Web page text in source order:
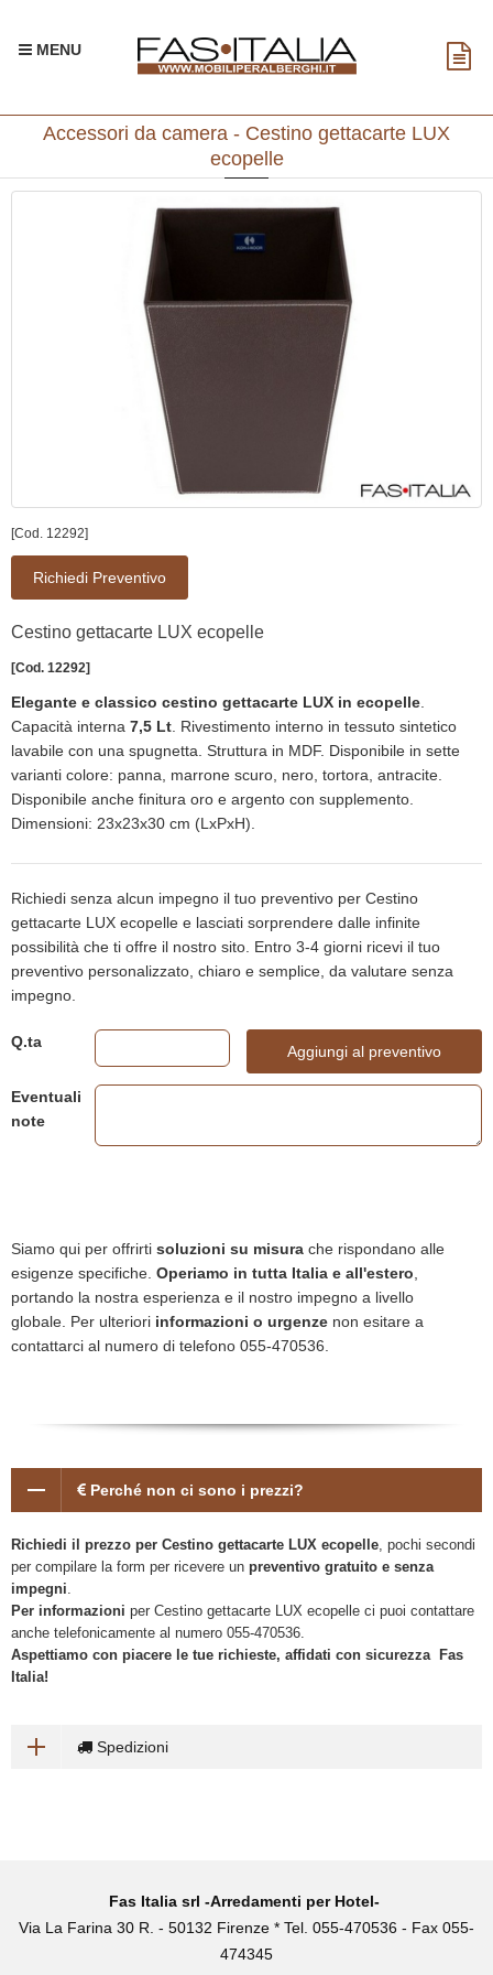
MENU
Accessori da camera - Cestino gettacarte LUX
ecopelle
[Cod. 12292]
Richiedi Preventivo
Cestino gettacarte LUX ecopelle
[Cod. 12292]
Elegante e classico cestino gettacarte LUX in ecopelle.
Capacità interna 7,5 Lt. Rivestimento interno in tessuto sintetico
lavabile con una spugnetta. Struttura in MDF. Disponibile in sette
varianti colore: panna, marrone scuro, nero, tortora, antracite.
Disponibile anche finitura oro e argento con supplemento.
Dimensioni: 23x23x30 cm (LxPxH).
Richiedi senza alcun impegno il tuo preventivo per Cestino
gettacarte LUX ecopelle e lasciati sorprendere dalle infinite
possibilità che ti offre il nostro sito. Entro 3-4 giorni ricevi il tuo
preventivo personalizzato, chiaro e semplice, da valutare senza
impegno.
Q.ta
Aggiungi al preventivo
Eventuali
note
Siamo qui per offrirti soluzioni su misura che rispondano alle
esigenze specifiche. Operiamo in tutta Italia e all'estero,
portando la nostra esperienza e il nostro impegno a livello
globale. Per ulteriori informazioni o urgenze non esitare a
contattarci al numero di telefono 055-470536.
Perché non ci sono i prezzi?
Richiedi il prezzo per Cestino gettacarte LUX ecopelle, pochi secondi
per compilare la form per ricevere un preventivo gratuito e senza
impegni.
Per informazioni per Cestino gettacarte LUX ecopelle ci puoi contattare
anche telefonicamente al numero 055-470536.
Aspettiamo con piacere le tue richieste, affidati con sicurezza Fas
Italia!
Spedizioni
Fas Italia srl -Arredamenti per Hotel-
Via La Farina 30 R. - 50132 Firenze * Tel. 055-470536 - Fax 055-
474345